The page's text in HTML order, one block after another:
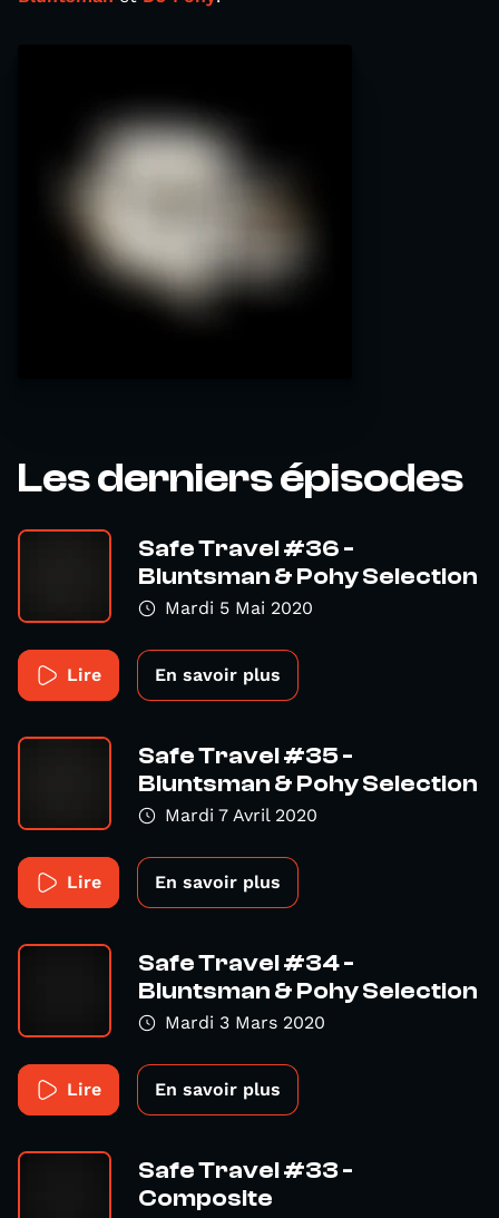
Les derniers épisodes
Safe Travel #36 -
Bluntsman & Pohy Selection
Mardi 5 Mai 2020
Lire En savoir plus
Safe Travel #35 -
Bluntsman & Pohy Selection
Mardi 7 Avril 2020
Lire En savoir plus
Safe Travel #34 -
Bluntsman & Pohy Selection
Mardi 3 Mars 2020
Lire En savoir plus
Safe Travel #33 -
Composite